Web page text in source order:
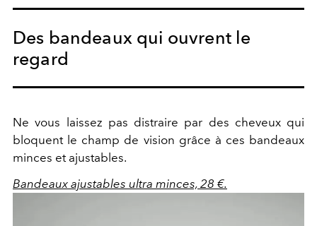
Des bandeaux qui ouvrent le
regard
Ne vous laissez pas distraire par des cheveux qui
bloquent le champ de vision grâce à ces bandeaux
minces et ajustables.
Bandeaux ajustables ultra minces, 28 €.